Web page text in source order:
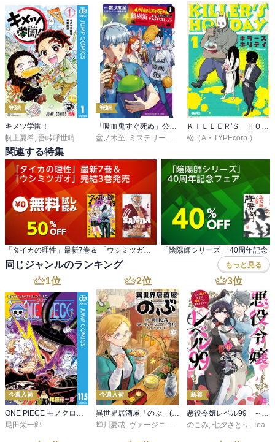
完結
キメツ学園！
帆上夏希 吾峠呼世晴
完結
盆ノ木至
ミステリーボニータ編集部
松（A・TYPEcorp.）
関連する特集
「陰陽師シリーズ」 40周年記念
同じジャンルのランキング もっと見る
1位
今週入荷
ONE PIECE モノクロ版 115
尾田栄一郎
2位
今週入荷
異世界居酒屋「のぶ」(22)
蝉川夏哉, ヴァージニア二等兵 ,転
3位
新着
悪役令嬢レベル99 ～私は裏ボスですが魔王ではありません～ その６
のこみ, 七夕さとり , Tea